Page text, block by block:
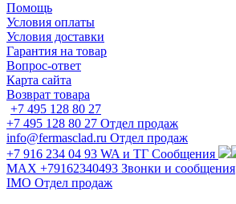
Помощь
Условия оплаты
Условия доставки
Гарантия на товар
Вопрос-ответ
Карта сайта
Возврат товара
+7 495 128 80 27
+7 495 128 80 27 Отдел продаж
info@fermasclad.ru Отдел продаж
+7 916 234 04 93 WA и ТГ Сообщения
MAX +79162340493 Звонки и сообщения
IMO Отдел продаж